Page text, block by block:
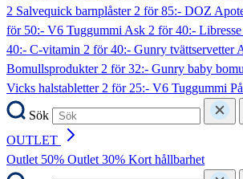
2 Salvequick barnplåster2 för 85:- DOZ
för 50:- V6 Tuggummi Ask 2 för 40:-
40:- C-vitamin 2 för 40:- Gunry tvättservetter
Bomullsprodukter2 för 32:- Gunry baby
Vicks halstabletter2 för 25:- V6 Tuggummi
Sök
OUTLET
Outlet 50% Outlet 30% Kort hållbarhet